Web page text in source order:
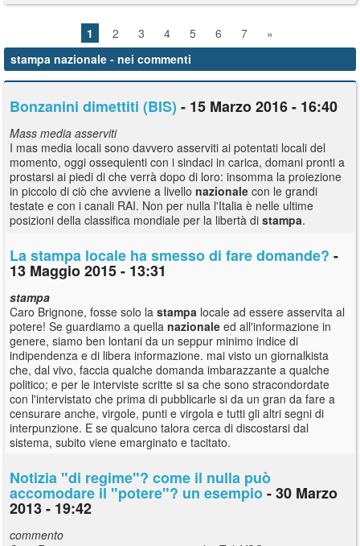
1 2 3 4 5 6 7
»
stampa nazionale - nei commenti
Bonzanini dimettiti (BIS) - 15 Marzo 2016 - 16:40
Mass media asserviti
I mas media locali sono davvero asserviti ai potentati locali del
momento, oggi ossequienti con i sindaci in carica, domani pronti a
prostarsi ai piedi di che verrà dopo di loro: insomma la proiezione
in piccolo di ciò che avviene a livello nazionale con le grandi
testate e con i canali RAI. Non per nulla l'Italia è nelle ultime
posizioni della classifica mondiale per la libertà di stampa.
La stampa locale ha smesso di fare domande? -
13 Maggio 2015 - 13:31
stampa
Caro Brignone, fosse solo la stampa locale ad essere asservita al
potere! Se guardiamo a quella nazionale ed all'informazione in
genere, siamo ben lontani da un seppur minimo indice di
indipendenza e di libera informazione. mai visto un giornalkista
che, dal vivo, faccia qualche domanda imbarazzante a qualche
politico; e per le interviste scritte si sa che sono stracondordate
con l'intervistato che prima di pubblicarle si da un gran da fare a
censurare anche, virgole, punti e virgola e tutti gli altri segni di
interpunzione. E se qualcuno talora cerca di discostarsi dal
sistema, subito viene emarginato e tacitato.
Notizia "di regime"? come il nulla può
accomodare il "potere"? un esempio- 30 Marzo
2013 - 19:42
commento